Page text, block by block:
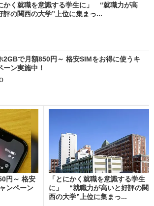
かく就職を意識する学生に」 “就職力が高
評の関西の大学”上位に集まっ...
2GBで月額850円～ 格安SIMをお得に使うキ
ーン実施中！
円～ 格安
ンペーン
「とにかく就職を意識する学生
に」 “就職力が高いと好評の関
西の大学”上位に集まっ...